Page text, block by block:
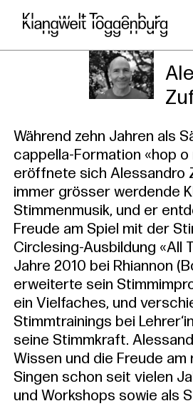
Während zehn Jahren als
cappella-Formation «hop o
eröffnete sich Alessandro
immer grösser werdende
Stimmenmusik, und er
Freude am Spiel mit der
Circlesing-Ausbildung «All
Jahre 2010 bei Rhiannon
erweiterte sein
ein Vielfaches, und
Stimmtrainings bei
seine Stimmkraft.
Wissen und die Freude
Singen schon seit vielen
und Workshops sowie als